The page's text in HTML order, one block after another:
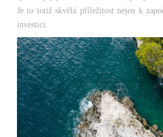
Je to totiž skvělá příležitost nejen k
investici.